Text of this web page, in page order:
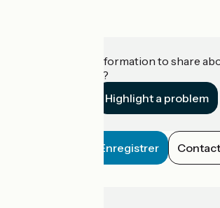
Do you have information to share
establishment?
Highlight a problem
Enregistrer